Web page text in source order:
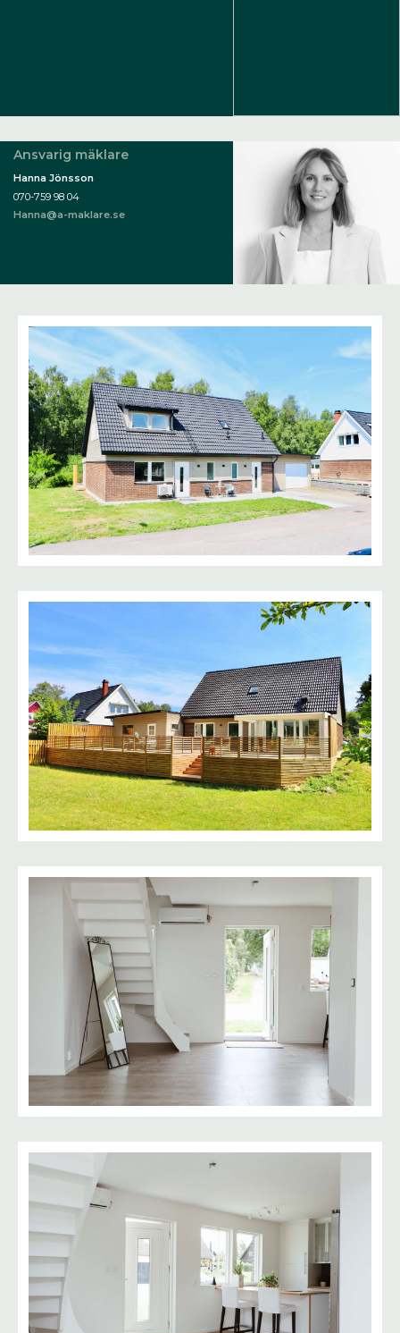
Ansvarig mäklare
Hanna Jönsson
070-759 98 04
Hanna@a-maklare.se